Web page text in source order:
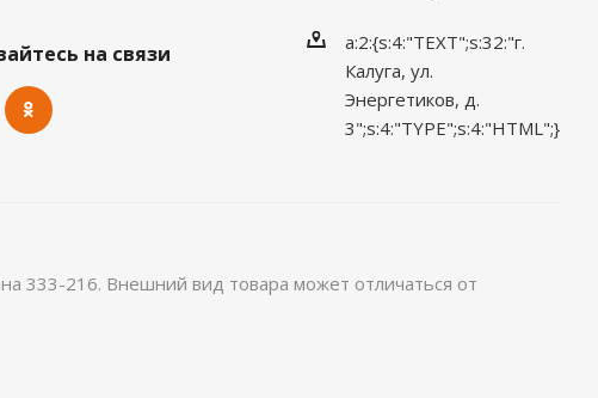
на связи
a:2:{s:4:"TEXT";s:32:"г.
Калуга, ул.
Энергетиков, д.
3";s:4:"TYPE";s:4:"HTML";}
333-216. Внешний вид товара может отличаться от